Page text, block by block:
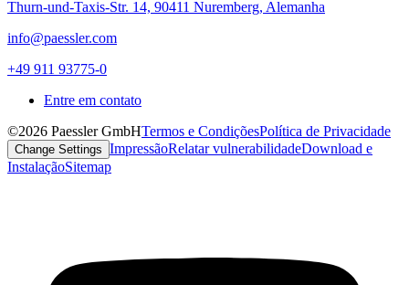
Thurn-und-Taxis-Str. 14, 90411 Nuremberg, Alemanha
info@paessler.com
+49 911 93775-0
Entre em contato
©2026 Paessler GmbHTermos e CondiçõesPolítica de Privacidade
Change Settings ImpressãoRelatar vulnerabilidadeDownload e
InstalaçãoSitemap